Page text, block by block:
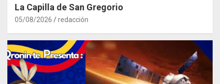
La Capilla de San Gregorio
05/08/2026 redacción